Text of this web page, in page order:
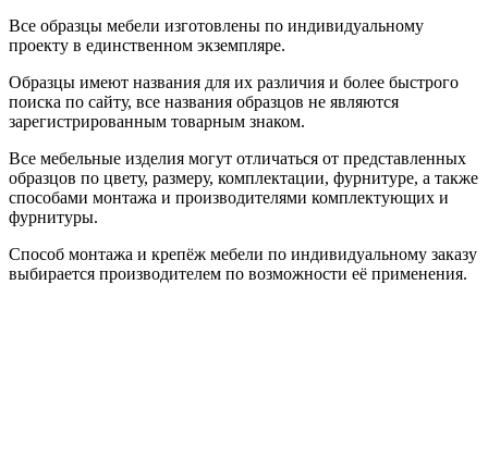
Все образцы мебели изготовлены по индивидуальному
проекту в единственном экземпляре.
Образцы имеют названия для их различия и более быстрого
поиска по сайту, все названия образцов не являются
зарегистрированным товарным знаком.
Все мебельные изделия могут отличаться от представленных
образцов по цвету, размеру, комплектации, фурнитуре, а также
способами монтажа и производителями комплектующих и
фурнитуры.
Способ монтажа и крепёж мебели по индивидуальному заказу
выбирается производителем по возможности её применения.